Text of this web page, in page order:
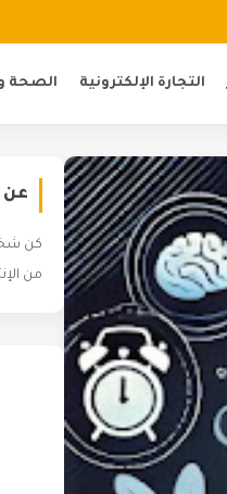
التجارة الإلكترونية الصحة
عن
كن
من